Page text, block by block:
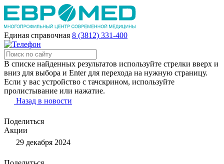
Единая справочная 8 (3812) 331-400
В списке найденных результатов используйте стрелки вверх и
вниз для выбора и Enter для перехода на нужную страницу.
Если у вас устройство с тачскрином, используйте
пролистывание или нажатие.
Назад в новости
Поделиться
Акции
29 декабря 2024